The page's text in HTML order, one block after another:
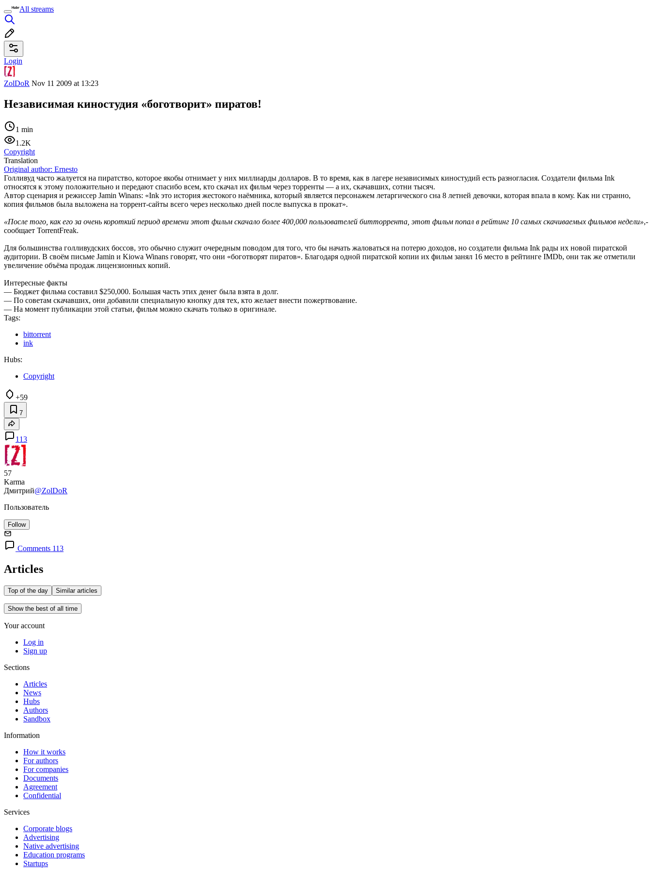
All streams
Login
ZolDoR Nov 11 2009 at 13:23
Независимая киностудия «боготворит» пиратов!
1 min
1.2K
Copyright
Translation
Original author: Ernesto
Голливуд часто жалуется на пиратство, которое якобы отнимает у них миллиарды долларов. В то время, как в лагере независимых киностудий есть разногласия. Создатели фильма Ink
относятся к этому положительно и передают спасибо всем, кто скачал их фильм через торренты — а их, скачавших, сотни тысяч.
Автор сценария и режиссер Jamin Winans: «Ink это история жестокого наёмника, который является персонажем летаргического сна 8 летней девочки, которая впала в кому. Как ни странно,
копия фильмов была выложена на торрент-сайты всего через несколько дней после выпуска в прокат».
«После того, как его за очень короткий период времени этот фильм скачало более 400,000 пользователей битторрента, этот фильм попал в рейтинг 10 самых скачиваемых фильмов недели»,-
сообщает TorrentFreak.
Для большинства голливудских боссов, это обычно служит очередным поводом для того, что бы начать жаловаться на потерю доходов, но создатели фильма Ink рады их новой пиратской
аудитории. В своём письме Jamin и Kiowa Winans говорят, что они «боготворят пиратов». Благодаря одной пиратской копии их фильм занял 16 место в рейтинге IMDb, они так же отметили
увеличение объёма продаж лицензионных копий.
Интересные факты
— Бюджет фильма составил $250,000. Большая часть этих денег была взята в долг.
— По советам скачавших, они добавили специальную кнопку для тех, кто желает внести пожертвование.
— На момент публикации этой статьи, фильм можно скачать только в оригинале.
Tags:
bittorrent
ink
Hubs:
Copyright
+59
7
113
57
Karma
Дмитрий@ZolDoR
Пользователь
Follow
Comments 113
Articles
Top of the day Similar articles
Show the best of all time
Your account
Log in
Sign up
Sections
Articles
News
Hubs
Authors
Sandbox
Information
How it works
For authors
For companies
Documents
Agreement
Confidential
Services
Corporate blogs
Advertising
Native advertising
Education programs
Startups